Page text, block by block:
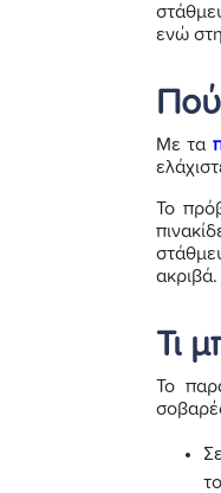
ενώ
Με τα
Το
ακριβά.
Τι
Το